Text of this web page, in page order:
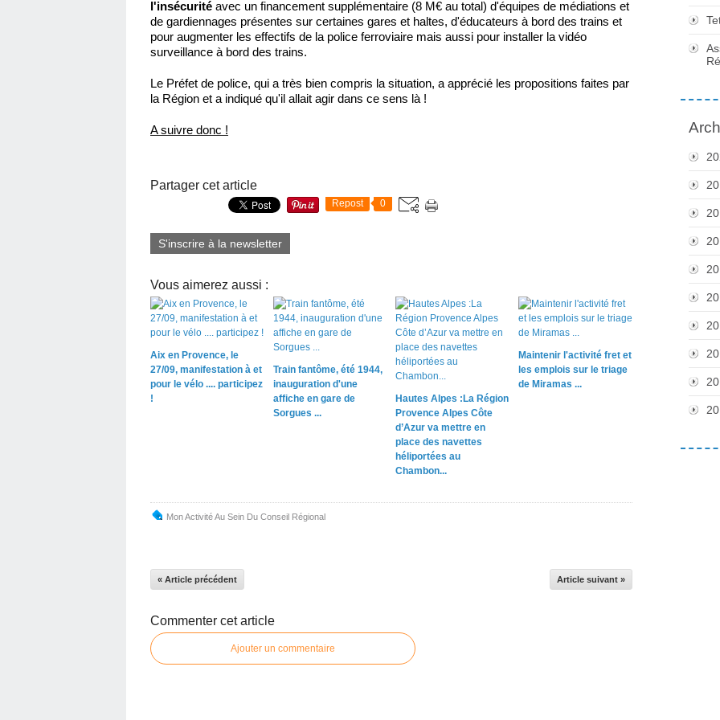
l'insécurité avec un financement supplémentaire (8 M€ au total) d'équipes de médiations et
de gardiennages présentes sur certaines gares et haltes, d'éducateurs à bord des trains et
pour augmenter les effectifs de la police ferroviaire mais aussi pour installer la vidéo
surveillance à bord des trains.
Le Préfet de police, qui a très bien compris la situation, a apprécié les propositions faites par
la Région et a indiqué qu'il allait agir dans ce sens là !
A suivre donc !
Partager cet article
Repost 0
S'inscrire à la newsletter
Vous aimerez aussi :
Aix en Provence, le
27/09, manifestation à et
pour le vélo .... participez
!
Train fantôme, été 1944,
inauguration d'une
affiche en gare de
Sorgues ...
Hautes Alpes :La Région
Provence Alpes Côte
d’Azur va mettre en
place des navettes
héliportées au
Chambon...
Maintenir l'activité fret et
les emplois sur le triage
de Miramas ...
Mon Activité Au Sein Du Conseil Régional
« Article précédent Article suivant »
Commenter cet article
Ajouter un commentaire